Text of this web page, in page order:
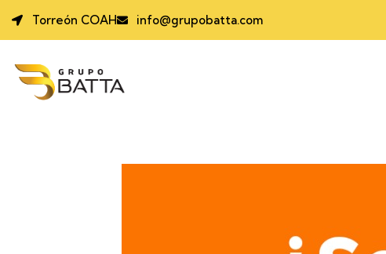
Torreón COAH info@grupobatta.com